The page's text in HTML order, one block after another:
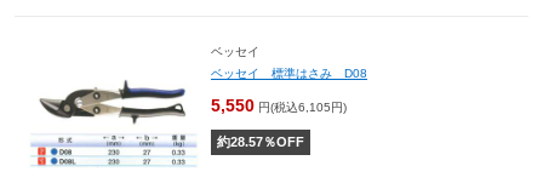
ベッセイ
ベッセイ 標準はさみ D08
5,550 円(税込6,105円)
約28.57％OFF